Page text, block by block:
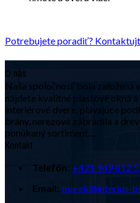
Potrebujete poradiť?
O nás
Naša spoločnosť bola založená
nájdete kvalitné plastové okná
interiérové dvere, plávajúce
brány, nerezové zábradlia a
ponúkaný sortiment....
Kontakt
Telefón: +421 949 812
Email: marek@interius-